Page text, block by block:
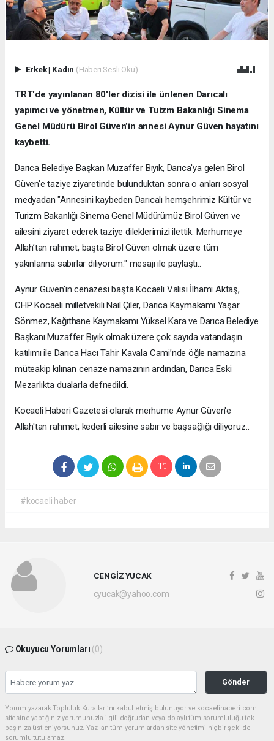
Erkek| Kadın (Haberi Sesli Oku)
TRT'de yayınlanan 80'ler dizisi ile ünlenen Darıcalı
yapımcı ve yönetmen, Kültür ve Tuizm Bakanlığı Sinema
Genel Müdürü Birol Güven’in annesi Aynur Güven hayatını
kaybetti.
Darıca Belediye Başkan Muzaffer Bıyık, Darıca'ya gelen Birol
Güven'e taziye ziyaretinde bulunduktan sonra o anları sosyal
medyadan "Annesini kaybeden Darıcalı hemşehrimiz Kültür ve
Turizm Bakanlığı Sinema Genel Müdürümüz Birol Güven ve
ailesini ziyaret ederek taziye dileklerimizi ilettik. Merhumeye
Allah’tan rahmet, başta Birol Güven olmak üzere tüm
yakınlarına sabırlar diliyorum." mesajı ile paylaştı..
Aynur Güven'in cenazesi başta Kocaeli Valisi İlhami Aktaş,
CHP Kocaeli milletvekili Nail Çiler, Darıca Kaymakamı Yaşar
Sönmez, Kağıthane Kaymakamı Yüksel Kara ve Darıca Belediye
Başkanı Muzaffer Bıyık olmak üzere çok sayıda vatandaşın
katılımı ile Darıca Hacı Tahir Kavala Cami’nde öğle namazına
müteakip kılınan cenaze namazının ardından, Darıca Eski
Mezarlıkta dualarla defnedildi.
Kocaeli Haberi Gazetesi olarak merhume Aynur Güven'e
Allah'tan rahmet, kederli ailesine sabır ve başsağlığı diliyoruz..
#kocaeli haber
CENGİZ YUCAK
cyucak@yahoo.com
Okuyucu Yorumları (0)
Gönder
Yorum yazarak Topluluk Kuralları’nı kabul etmiş bulunuyor ve kocaelihaberi.com
sitesine yaptığınız yorumunuzla ilgili doğrudan veya dolaylı tüm sorumluluğu tek
başınıza üstleniyorsunuz. Yazılan tüm yorumlardan site yönetimi hiçbir şekilde
sorumlu tutulamaz.